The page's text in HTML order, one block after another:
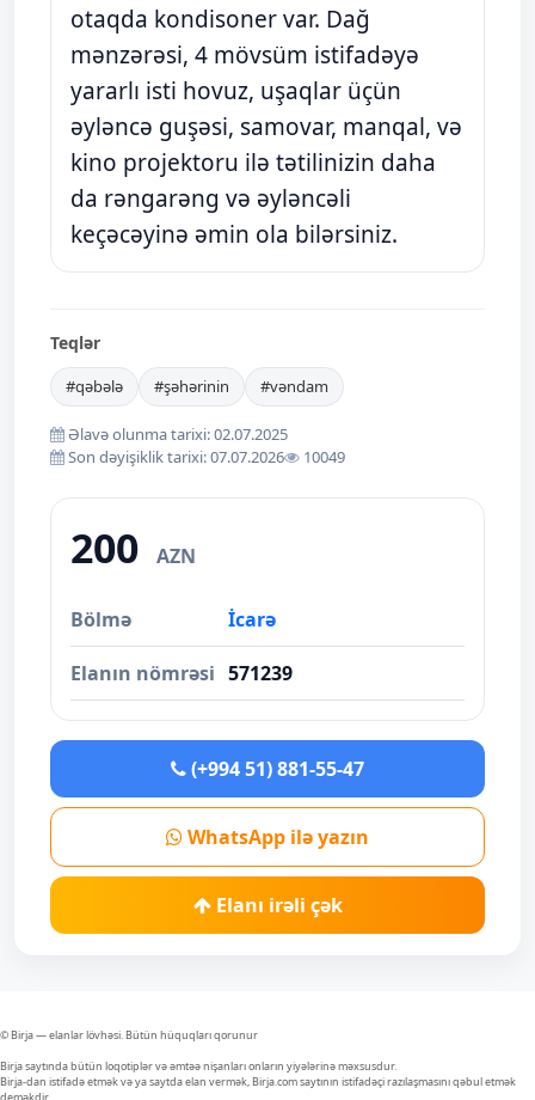
otaqda kondisoner var. Dağ
mənzərəsi, 4 mövsüm istifadəyə
yararlı isti hovuz, uşaqlar üçün
əyləncə guşəsi, samovar, manqal, və
kino projektoru ilə tətilinizin daha
da rəngarəng və əyləncəli
keçəcəyinə əmin ola bilərsiniz.
Teqlər
#qəbələ #şəhərinin #vəndam
Əlavə olunma tarixi: 02.07.2025
Son dəyişiklik tarixi: 07.07.2026
10049
200 AZN
Bölmə İcarə
Elanın nömrəsi 571239
(+994 51) 881-55-47
WhatsApp ilə yazın
Elanı irəli çək
© Birja — elanlar lövhəsi. Bütün hüquqları qorunur
Birja saytında bütün loqotiplər və əmtəə nişanları onların yiyələrinə məxsusdur.
Birja-dan istifadə etmək və ya saytda elan vermək, Birja.com saytının istifadəçi razılaşmasını qəbul etmək